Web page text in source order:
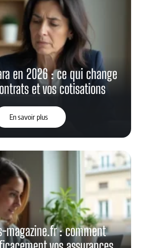
en 2026 : ce qui change
et vos cotisations
En savoir plus
magazine.fr : comment